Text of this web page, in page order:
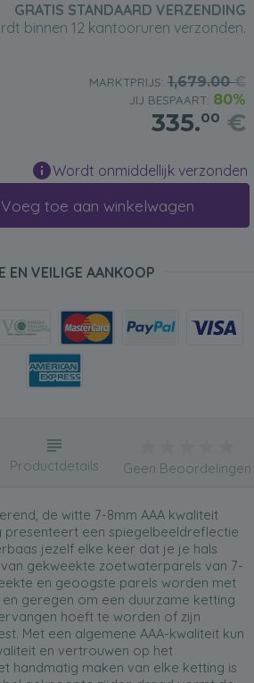
GRATIS STANDAARD VERZENDING
binnen 12 kantooruren verzonden.
MARKTPRIJS: 1,679.00€
JIJ BESPAART: 80%
335.00 €
Wordt onmiddellijk verzonden
Voeg toe aan winkelwagen
EN VEILIGE AANKOOP
de witte 7-8mm AAA kwaliteit
een spiegelbeeldreflectie
jezelf elke keer dat je je hals
gekweekte zoetwaterparels van 7-
en geoogste parels worden met
geregen om een duurzame ketting
hoeft te worden of zijn
Met een algemene AAA-kwaliteit kun
en vertrouwen op het
handmatig maken van elke ketting is
Productdetails Geen Beoordelingen